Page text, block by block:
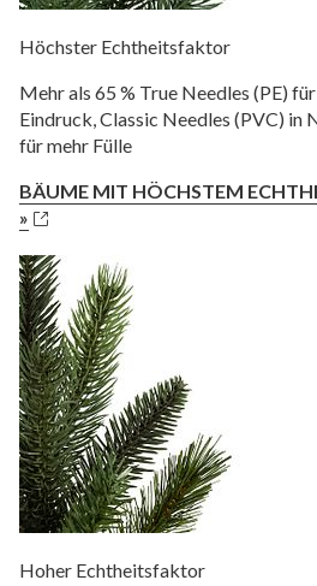
Höchster Echtheitsfaktor
Mehr als 65 % True Needles (PE)
Eindruck, Classic Needles (PVC) in
für mehr Fülle
BÄUME MIT HÖCHSTEM
»
Hoher Echtheitsfaktor